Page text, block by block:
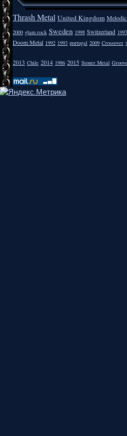
Thrash Metal United Kingdom
2000 glam rock Sweden 1998 Switzerland 1997
Doom Metal 1992 1993 portugal 2009 Crossover
2013 Chile 2014 1986 2015 Stoner Metal